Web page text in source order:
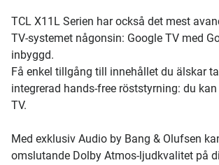
TCL X11L Serien har också det mest
TV-systemet någonsin: Google TV med
inbyggd.
Få enkel tillgång till innehållet du älskar
integrerad hands-free röststyrning: du
TV.
Med exklusiv Audio by Bang & Olufsen
omslutande Dolby Atmos-ljudkvalitet på